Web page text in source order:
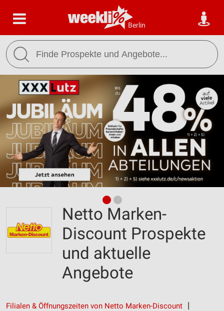
Berlin
Netto Marken-
Discount Prospekte
und aktuelle
Angebote
Filialen & Öffnungszeiten von Netto Marken-Discount